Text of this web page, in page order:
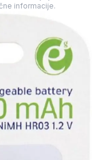
informacije.